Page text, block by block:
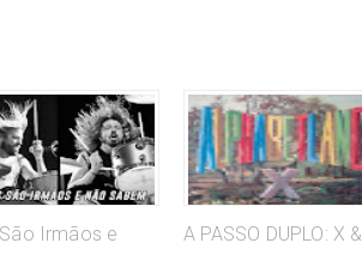
Irmãos e
A PASSO DUPLO: X &